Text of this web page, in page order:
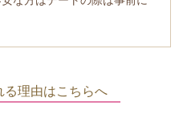
る理由はこちらへ